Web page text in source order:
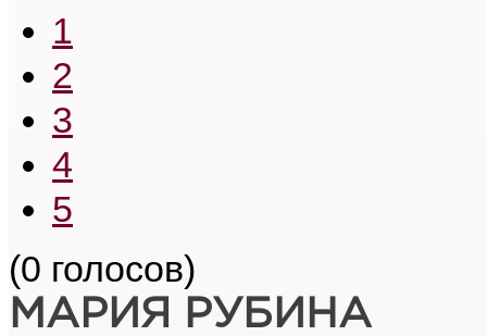
1
2
3
4
5
(0 голосов)
МАРИЯ РУБИНА